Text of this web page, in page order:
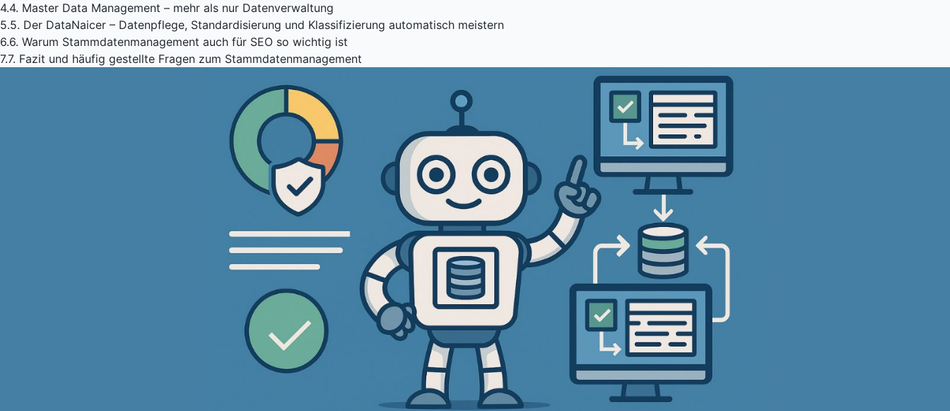
4.4. Master Data Management – mehr als nur Datenverwaltung
5.5. Der DataNaicer – Datenpflege, Standardisierung und Klassifizierung automatisch meistern
6.6. Warum Stammdatenmanagement auch für SEO so wichtig ist
7.7. Fazit und häufig gestellte Fragen zum Stammdatenmanagement